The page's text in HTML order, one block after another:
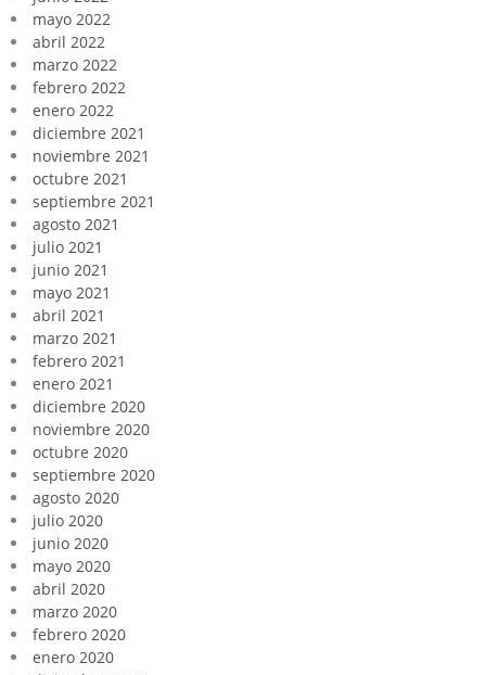
mayo 2022
abril 2022
marzo 2022
febrero 2022
enero 2022
diciembre 2021
noviembre 2021
octubre 2021
septiembre 2021
agosto 2021
julio 2021
junio 2021
mayo 2021
abril 2021
marzo 2021
febrero 2021
enero 2021
diciembre 2020
noviembre 2020
octubre 2020
septiembre 2020
agosto 2020
julio 2020
junio 2020
mayo 2020
abril 2020
marzo 2020
febrero 2020
enero 2020